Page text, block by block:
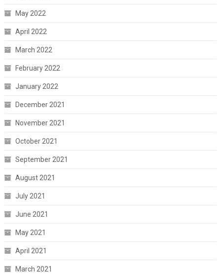
May 2022
April 2022
March 2022
February 2022
January 2022
December 2021
November 2021
October 2021
September 2021
August 2021
July 2021
June 2021
May 2021
April 2021
March 2021